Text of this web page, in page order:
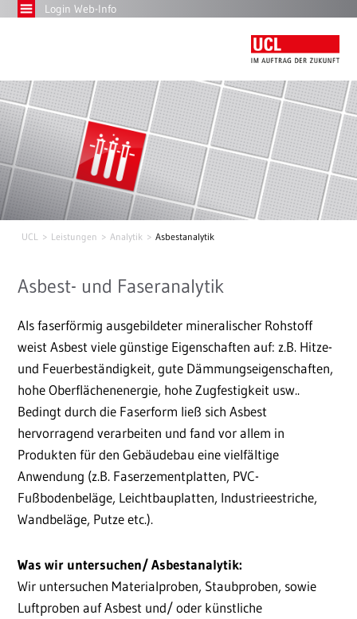
Login Web-Info
UCL Leistungen Analytik Asbestanalytik
Asbest- und Faseranalytik
Als faserförmig ausgebildeter mineralischer Rohstoff
weist Asbest viele günstige Eigenschaften auf: z.B. Hitze-
und Feuerbeständigkeit, gute Dämmungseigenschaften,
hohe Oberflächenenergie, hohe Zugfestigkeit usw..
Bedingt durch die Faserform ließ sich Asbest
hervorragend verarbeiten und fand vor allem in
Produkten für den Gebäudebau eine vielfältige
Anwendung (z.B. Faserzementplatten, PVC-
Fußbodenbeläge, Leichtbauplatten, Industrieestriche,
Wandbeläge, Putze etc.).
Was wir untersuchen/ Asbestanalytik:
Wir untersuchen Materialproben, Staubproben, sowie
Luftproben auf Asbest und/ oder künstliche